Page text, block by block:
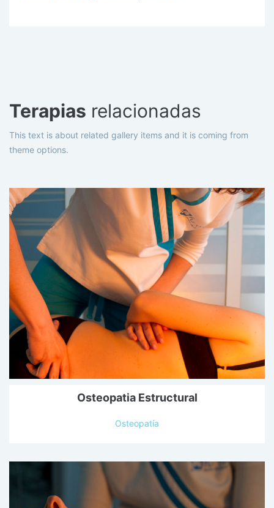
Terapias relacionadas
This text is about related gallery items and it is coming from
theme options.
Osteopatia Estructural
Osteopatía